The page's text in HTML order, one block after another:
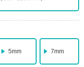
5mm 7mm